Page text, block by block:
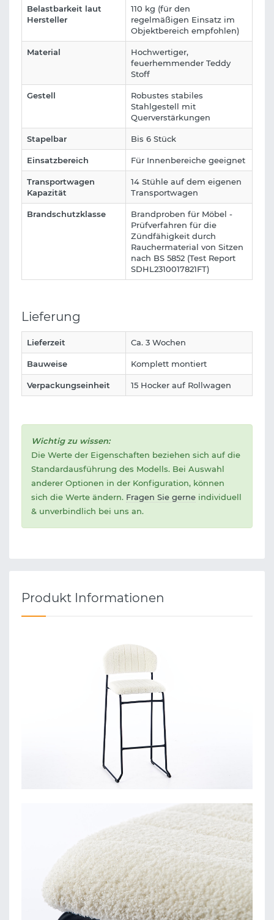
Belastbarkeit laut
Hersteller
110 kg (für den
regelmäßigen Einsatz im
Objektbereich empfohlen)
Material
Hochwertiger,
feuerhemmender Teddy
Stoff
Gestell
Robustes stabiles
Stahlgestell mit
Querverstärkungen
Stapelbar Bis 6 Stück
Einsatzbereich Für Innenbereiche geeignet
Transportwagen
Kapazität
14 Stühle auf dem eigenen
Transportwagen
Brandschutzklasse
Brandproben für Möbel -
Prüfverfahren für die
Zündfähigkeit durch
Rauchermaterial von Sitzen
nach BS 5852 (Test Report
SDHL2310017821FT)
Lieferung
Lieferzeit Ca. 3 Wochen
Bauweise Komplett montiert
Verpackungseinheit 15 Hocker auf Rollwagen
Wichtig zu wissen:
Die Werte der Eigenschaften beziehen sich auf die
Standardausführung des Modells. Bei Auswahl
anderer Optionen in der Konfiguration, können
sich die Werte ändern. Fragen Sie gerne individuell
& unverbindlich bei uns an.
Produkt Informationen